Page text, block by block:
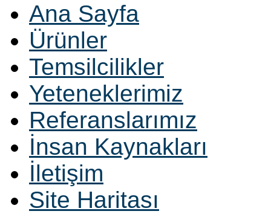
Ana Sayfa
Ürünler
Temsilcilikler
Yeteneklerimiz
Referanslarımız
İnsan Kaynakları
İletişim
Site Haritası